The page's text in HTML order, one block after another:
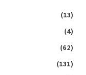
(13)
(4)
(62)
(131)